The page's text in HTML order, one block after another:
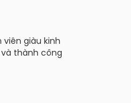
giàu kinh
thành công